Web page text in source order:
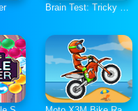
Brain Test: Tricky Puzzles